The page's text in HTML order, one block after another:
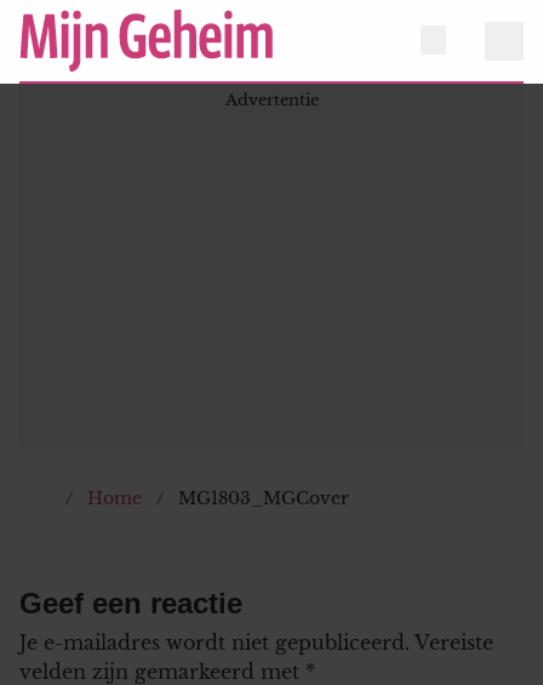
Home MG1803_MGCover
Geef een reactie
Je e-mailadres wordt niet gepubliceerd. Vereiste
velden zijn gemarkeerd met *